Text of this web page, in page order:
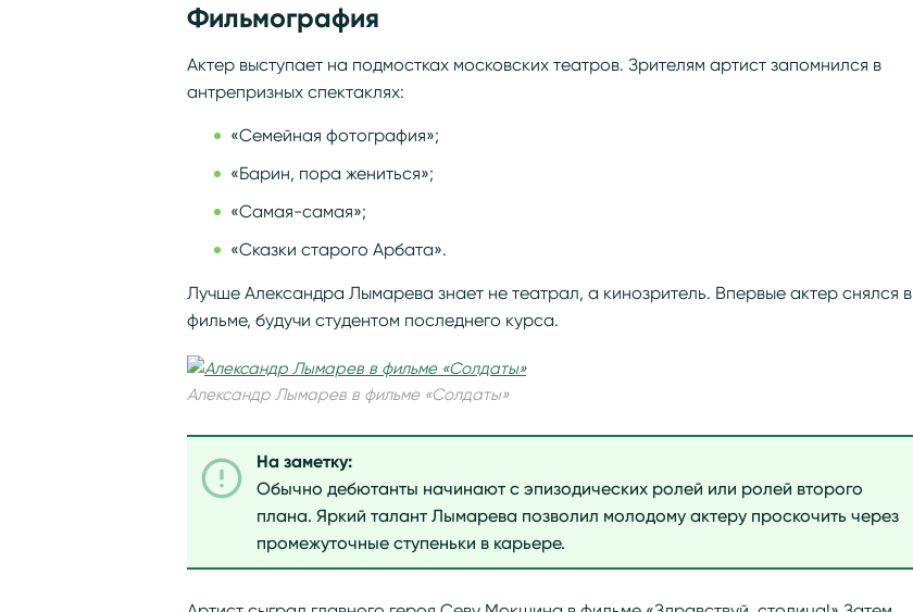
Фильмография
Актер выступает на подмостках московских театров. Зрителям артист запомнился в
антрепризных спектаклях:
«Семейная фотография»;
«Барин, пора жениться»;
«Самая-самая»;
«Сказки старого Арбата».
Лучше Александра Лымарева знает не театрал, а кинозритель. Впервые актер снялся в
фильме, будучи студентом последнего курса.
Александр Лымарев в фильме «Солдаты»
На заметку:
Обычно дебютанты начинают с эпизодических ролей или ролей второго
плана. Яркий талант Лымарева позволил молодому актеру проскочить через
промежуточные ступеньки в карьере.